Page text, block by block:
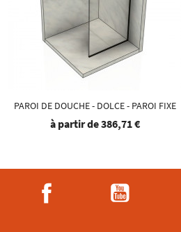
PAROI DE DOUCHE - DOLCE - PAROI FIXE
à partir de386,71 €